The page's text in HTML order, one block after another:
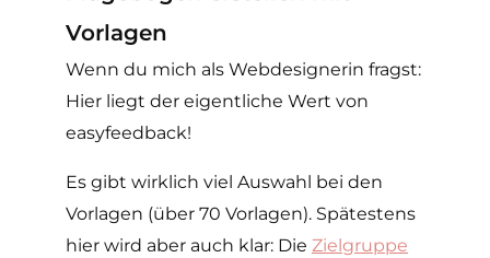
Vorlagen
Wenn du mich als Webdesignerin fragst:
Hier liegt der eigentliche Wert von
easyfeedback!
Es gibt wirklich viel Auswahl bei den
Vorlagen (über 70 Vorlagen). Spätestens
hier wird aber auch klar: Die Zielgruppe